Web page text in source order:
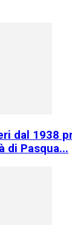
dal 1938
di Pasqua...